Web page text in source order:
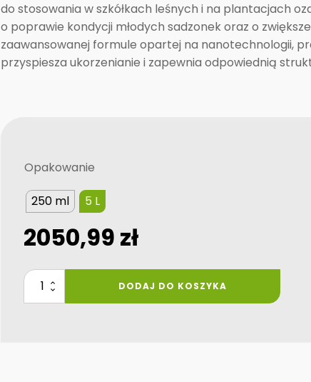
do stosowania w szkółkach leśnych i na plantacjach
o poprawie kondycji młodych sadzonek oraz o
zaawansowanej formule opartej na nanotechnologii,
przyspiesza ukorzenianie i zapewnia odpowiednią
Opakowanie
250 ml 5 L
2050,99 zł
ilość
nanogro
DODAJ DO KOSZYKA